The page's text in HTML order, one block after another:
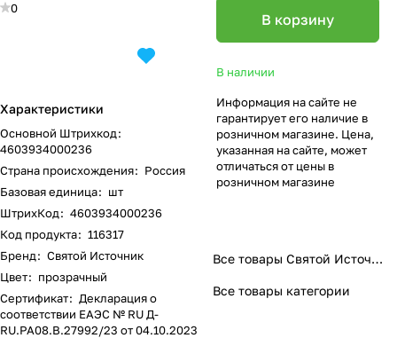
0
Характеристики
Основной Штрихкод:
4603934000236
Страна происхождения: Россия
Базовая единица: шт
ШтрихКод: 4603934000236
Код продукта: 116317
Бренд: Святой Источник
Цвет: прозрачный
Сертификат: Декларация о
соответствии ЕАЭС № RU Д-
RU.PA08.B.27992/23 от 04.10.2023
В корзину
В наличии
Информация на сайте не
гарантирует его наличие в
розничном магазине. Цена,
указанная на сайте, может
отличаться от цены в
розничном магазине
Все товары Святой Источник
Все товары категории